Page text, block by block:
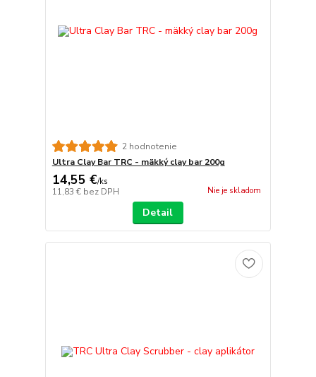
2 hodnotenie
Ultra Clay Bar TRC - mäkký clay bar 200g
14,55 €/ks
11,83 € bez DPH Nie je skladom
Detail